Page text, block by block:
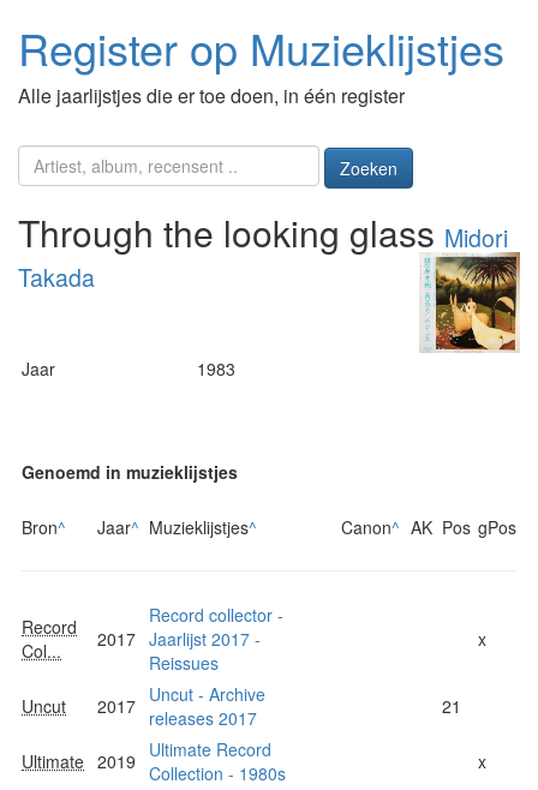
Register op Muzieklijstjes
Alle jaarlijstjes die er toe doen, in één register
Zoeken
Through the looking glass Midori
Takada
Jaar 1983
Genoemd in muzieklijstjes
Bron^ Jaar^ Muzieklijstjes^ Canon^ AK Pos gPos
Record
Col...
2017
Record collector -
Jaarlijst 2017 -
Reissues
x
Uncut 2017 Uncut - Archive
releases 2017
21
Ultimate 2019
Ultimate Record
Collection - 1980s
x